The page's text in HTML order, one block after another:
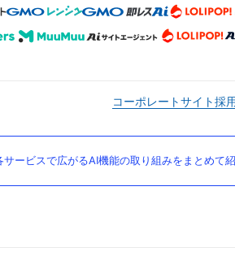
コーポレートサイト採
ービスで広がるAI機能の取り組みをまとめて紹